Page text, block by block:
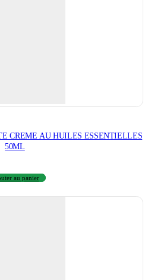
CREME AU HUILES ESSENTIELLES
50ML
au panier